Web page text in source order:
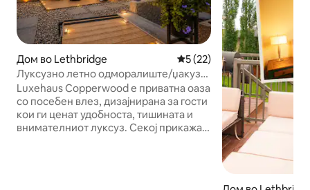
Дом во Lethbridge Просечна оцена: 5 од 5,
5 (22)
Луксузно летно одморалиште/џакузи/
маса за огниште/брачен кревет (King
size)
Luxehaus Copperwood е приватна оаза
со посебен влез, дизајнирана за гости
кои ги ценат удобноста, тишината и
внимателниот луксуз. Секој прикажан